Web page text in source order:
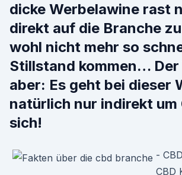
dicke Werbelawine rast
direkt auf die Branche
wohl nicht mehr so
Stillstand kommen…
aber: Es geht bei dieser
natürlich nur indirekt um
sich!
-
CBD